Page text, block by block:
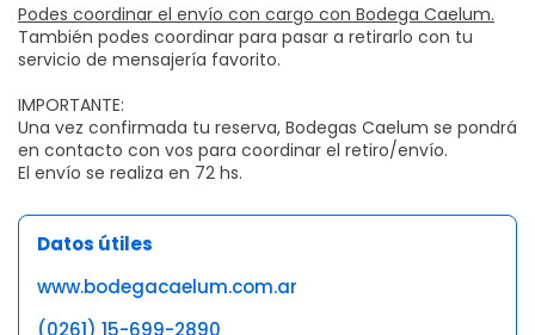
Podes coordinar el envío con cargo con Bodega Caelum.
También podes coordinar para pasar a retirarlo con tu
servicio de mensajería favorito.
IMPORTANTE:
Una vez confirmada tu reserva, Bodegas Caelum se pondrá
en contacto con vos para coordinar el retiro/envío.
El envío se realiza en 72 hs.
Datos útiles
www.bodegacaelum.com.ar
(0261) 15-699-2890